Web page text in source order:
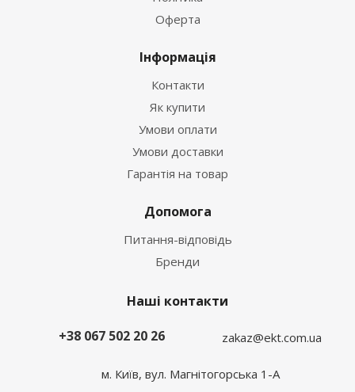
Оферта
Інформація
Контакти
Як купити
Умови оплати
Умови доставки
Гарантія на товар
Допомога
Питання-відповідь
Бренди
Наші контакти
+38 067 502 20 26
zakaz@ekt.com.ua
м. Київ, вул. Магнітогорська 1-А